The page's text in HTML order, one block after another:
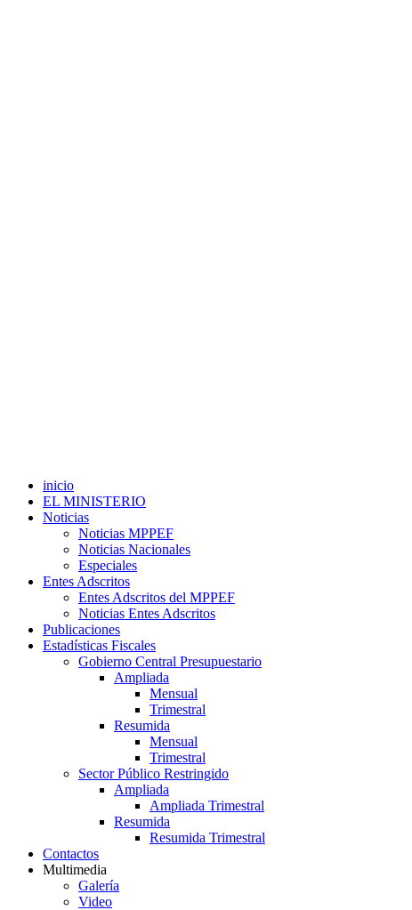
inicio
EL MINISTERIO
Noticias
Noticias MPPEF
Noticias Nacionales
Especiales
Entes Adscritos
Entes Adscritos del MPPEF
Noticias Entes Adscritos
Publicaciones
Estadísticas Fiscales
Gobierno Central Presupuestario
Ampliada
Mensual
Trimestral
Resumida
Mensual
Trimestral
Sector Público Restringido
Ampliada
Ampliada Trimestral
Resumida
Resumida Trimestral
Contactos
Multimedia
Galería
Video